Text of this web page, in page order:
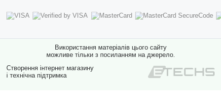
Використання матеріалів цього сайту
можливе тільки з посиланням на джерело.
Створення інтернет магазину
і технічна підтримка